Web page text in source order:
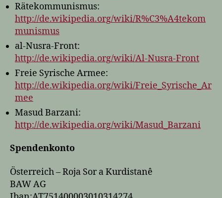
Rätekommunismus:
http://de.wikipedia.org/wiki/R%C3%A4tekom
munismus
al-Nusra-Front:
http://de.wikipedia.org/wiki/Al-Nusra-Front
Freie Syrische Armee:
http://de.wikipedia.org/wiki/Freie_Syrische_Ar
mee
Masud Barzani:
http://de.wikipedia.org/wiki/Masud_Barzani
Spendenkonto
Österreich – Roja Sor a Kurdistanê
BAW AG